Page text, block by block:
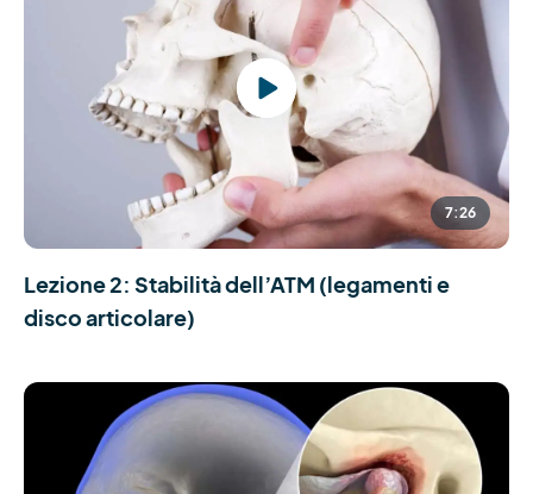
7:26
Lezione 2: Stabilità dell’ATM (legamenti e
disco articolare)